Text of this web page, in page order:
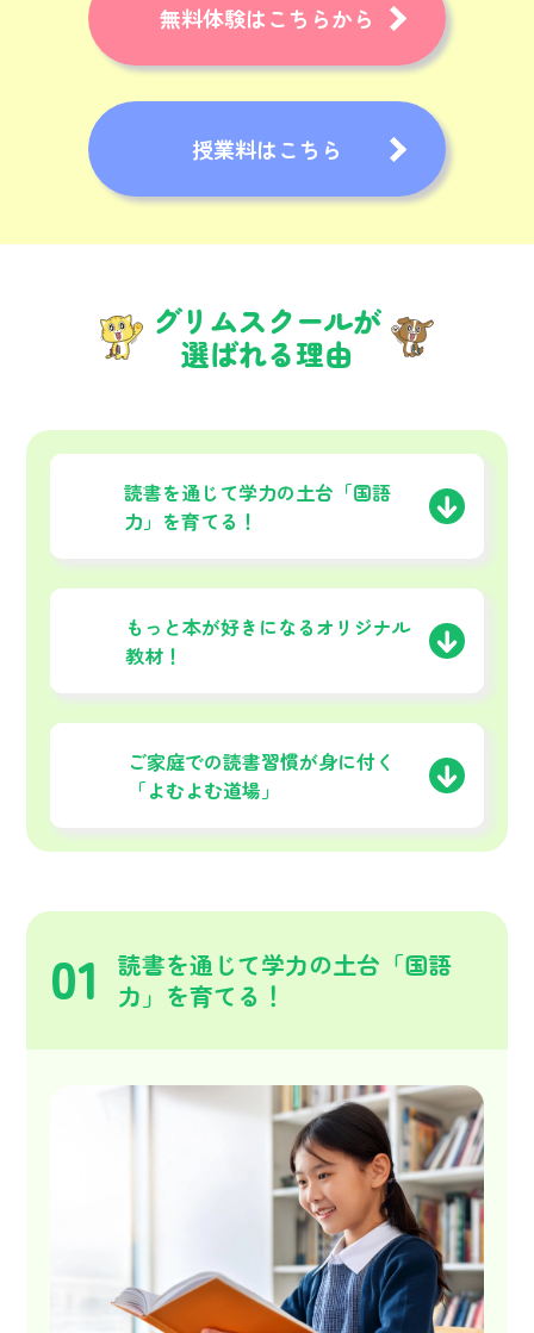
無料体験はこちらから
授業料はこちら
グリムスクールが
選ばれる理由
読書を通じて学力の土台 「国語
力」を育てる！
もっと本が好きになるオリジナル
教材！
ご家庭での読書習慣が身に付く
「よむよむ道場」
01
読書を通じて学力の土台「国語
力」を育てる！